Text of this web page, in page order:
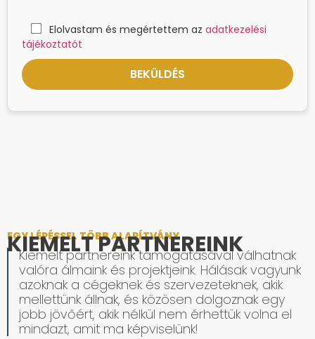
Elolvastam és megértettem az adatkezelési
tájékoztatót
EGY LÉPÉSSEL TÖBB ALAPÍTVÁNY
KIEMELT PARTNEREINK
Kiemelt partnereink támogatásával válhatnak
valóra álmaink és projektjeink. Hálásak vagyunk
azoknak a cégeknek és szervezeteknek, akik
mellettünk állnak, és közösen dolgoznak egy
jobb jövőért, akik nélkül nem érhettük volna el
mindazt, amit ma képviselünk!